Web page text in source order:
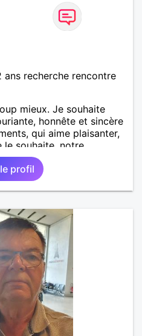
recherche rencontre
mieux. Je souhaite
honnête et sincère
qui aime plaisanter,
le souhaite, notre
les chantiers de
se relaxer, se détendre
temps. C'est difficile
En revanche, vous
profil